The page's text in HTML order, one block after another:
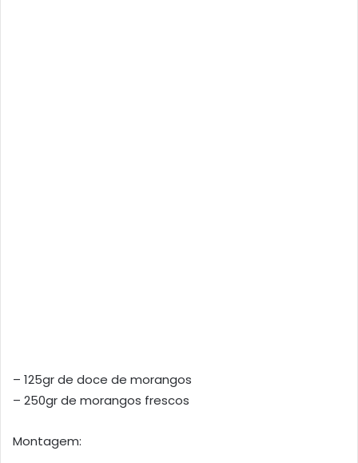
– 125gr de doce de morangos
– 250gr de morangos frescos
Montagem: